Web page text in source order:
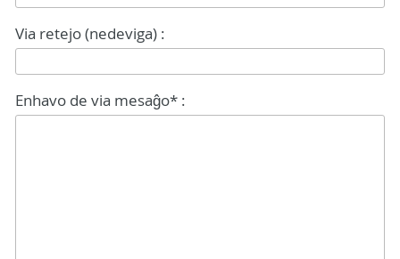
Via retejo (nedeviga) :
Enhavo de via mesaĝo* :